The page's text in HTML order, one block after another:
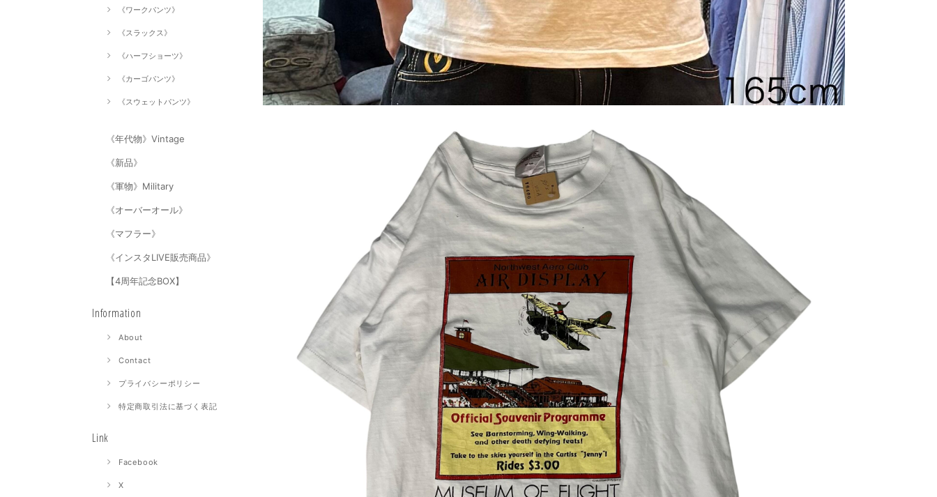
《ワークパンツ》
《スラックス》
《ハーフショーツ》
《カーゴパンツ》
《スウェットパンツ》
《年代物》Vintage
《新品》
《軍物》Military
《オーバーオール》
《マフラー》
《インスタLIVE販売商品》
【4周年記念BOX】
Information
About
Contact
プライバシーポリシー
特定商取引法に基づく表記
Link
Facebook
X